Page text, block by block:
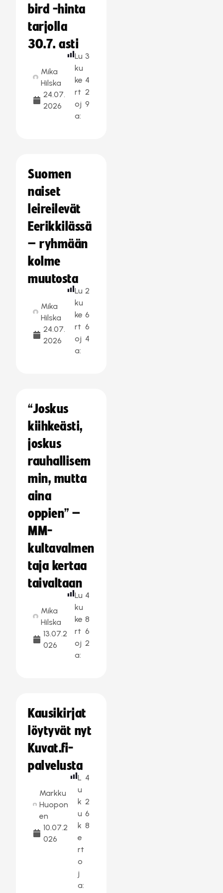
bird -hinta
tarjolla
30.7. asti
Mika
Hilska
24.07.
2026
Lu
ku
ke
rt
oj
a:
3
4
2
9
Suomen
naiset
leireilevät
Eerikkilässä
– ryhmään
kolme
muutosta
Mika
Hilska
24.07.
2026
Lu
ku
ke
rt
oj
a:
2
6
6
4
“Joskus
kiihkeästi,
joskus
rauhallisem
min, mutta
aina
oppien” –
MM-
kultavalmen
taja kertaa
taivaltaan
Mika
Hilska
13.07.2
026
Lu
ku
ke
rt
oj
a:
4
8
6
2
Kausikirjat
löytyvät nyt
Kuvat.fi-
palvelusta
Markku
Huopon
en
10.07.2
026
L
u
k
u
k
e
rt
o
j
a:
4
2
6
8